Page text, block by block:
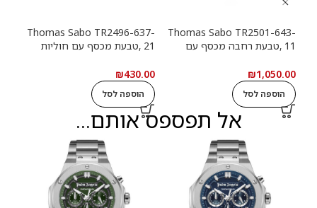
Thomas Sabo TR2501-643-
11 ,טבעת רחבה מכסף עם
₪1,050.00
הוספה לסל
Thomas Sabo TR2496-637-
21 ,טבעת מכסף עם חוליות
₪430.00
הוספה לסל
אל תפספס אותם...